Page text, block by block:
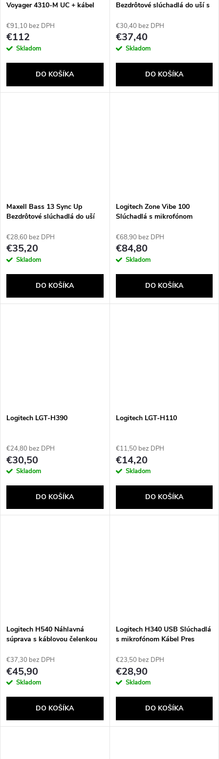
Voyager 4310-M UC + kábel
hardvérový kľúč BT700
€91,10 bez DPH
€112
Skladom
DO KOŠÍKA
Bezdrôtové slúchadlá do uší s
€30,40 bez DPH
€37,40
Skladom
DO KOŠÍKA
Maxell Bass 13 Sync Up
Bezdrôtové slúchadlá do uší
puzdrom čierne
€28,60 bez DPH
€35,20
Skladom
DO KOŠÍKA
Logitech Zone Vibe 100
Slúchadlá s mikrofónom
hudba Bluetooth Grafit
€68,90 bez DPH
€84,80
Skladom
DO KOŠÍKA
Logitech LGT-H390
€24,80 bez DPH
€30,50
Skladom
DO KOŠÍKA
Logitech LGT-H110
€11,50 bez DPH
€14,20
Skladom
DO KOŠÍKA
Logitech H540 Náhlavná
súprava s káblovou čelenkou
USB typu A čierna
€37,30 bez DPH
€45,90
Skladom
DO KOŠÍKA
Logitech H340 USB Slúchadlá
s mikrofónom Kábel Pres
USB Typ-A Čierna
€23,50 bez DPH
€28,90
Skladom
DO KOŠÍKA